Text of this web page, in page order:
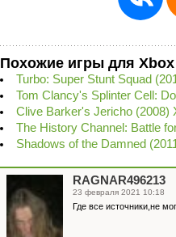
Похожие игры для Xbox
Turbo: Super Stunt Squad
Tom Clancy's Splinter Cell:
Clive Barker's Jericho (2008)
The History Channel: Battle
Shadows of the Damned
RAGNAR496213
23 февраля 2021 10:18
Где все источники,не